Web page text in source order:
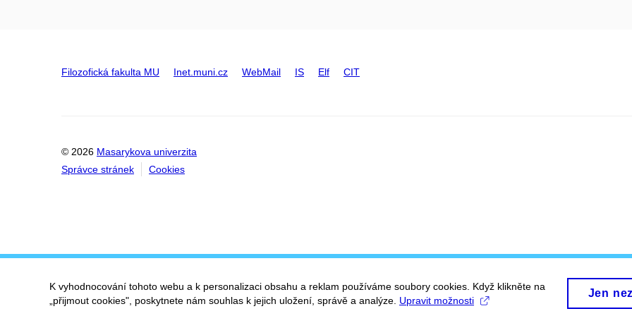
Filozofická fakulta MU Inet.muni.cz WebMail IS Elf CIT
© 2026 Masarykova univerzita
Správce stránek
Cookies
K vyhodnocování tohoto webu a k personalizaci obsahu a reklam používáme soubory cookies. Když klikněte na
„přijmout cookies", poskytnete nám souhlas k jejich uložení, správě a analýze. Upravit možnosti
Jen